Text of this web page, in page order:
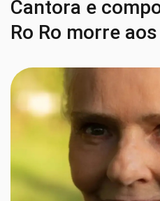
Cantora e
Ro Ro morre